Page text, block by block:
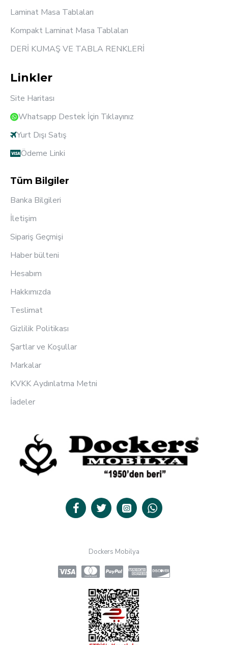
Laminat Masa Tablaları
Kompakt Laminat Masa Tablaları
DERİ KUMAŞ VE TABLA RENKLERİ
Linkler
Site Haritası
Whatsapp Destek İçin Tıklayınız
Yurt Dışı Satış
Ödeme Linki
Tüm Bilgiler
Banka Bilgileri
İletişim
Sipariş Geçmişi
Haber bülteni
Hesabım
Hakkımızda
Teslimat
Gizlilik Politikası
Şartlar ve Koşullar
Markalar
KVKK Aydınlatma Metni
İadeler
Dockers Mobilya